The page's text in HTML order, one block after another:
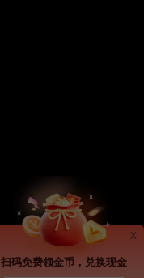
x
扫码免费领金币，兑换现金